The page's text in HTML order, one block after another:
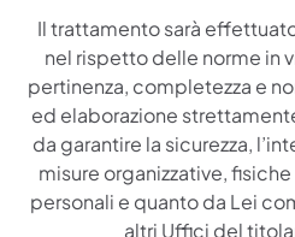
Il trattamento sarà
nel rispetto delle norme in
pertinenza, completezza e
ed elaborazione
da garantire la sicurezza,
misure organizzative,
personali e quanto da Lei
altri Uffici del